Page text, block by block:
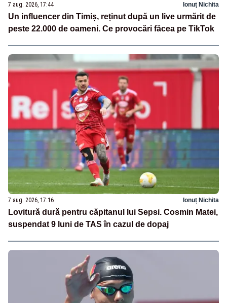
7 aug. 2026, 17:44 Ionuț Nichita
Un influencer din Timiș, reținut după un live urmărit de
peste 22.000 de oameni. Ce provocări făcea pe TikTok
7 aug. 2026, 17:16 Ionuț Nichita
Lovitură dură pentru căpitanul lui Sepsi. Cosmin Matei,
suspendat 9 luni de TAS în cazul de dopaj